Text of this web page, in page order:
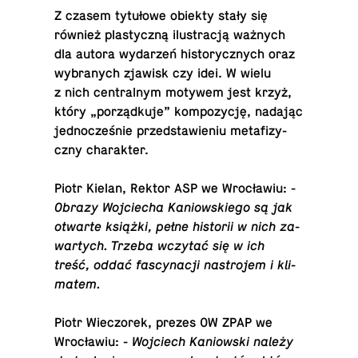
Z czasem tytułowe obiekty stały się
również plas­ty­czną ilus­tracją ważnych
dla autora wydarzeń his­to­rycznych oraz
wybranych zjawisk czy idei. W wielu
z nich cen­tral­nym motywem jest krzyż,
który „porządkuje” kom­pozycję, nadając
jed­nocześnie przed­staw­ie­niu metafizy­
czny charakter.
Piotr Kielan, Rektor ASP we Wrocławiu: -
Obrazy Wo­j­ciecha Kan­iowskiego są jak
otwarte książki, pełne his­torii w nich za­
wartych. Trzeba wczytać się w ich
treść, oddać fas­cy­nacji nas­tro­jem i kli­
matem.
Piotr Wiec­zorek, prezes OW ZPAP we
Wrocławiu: - Wo­j­ciech Kan­iowski należy